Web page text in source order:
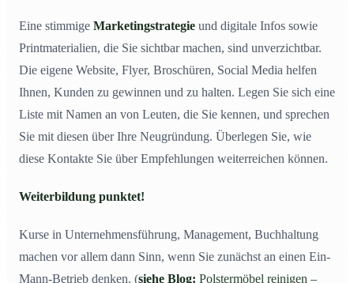
Eine stimmige Marketingstrategie und digitale Infos sowie
Printmaterialien, die Sie sichtbar machen, sind unverzichtbar.
Die eigene Website, Flyer, Broschüren, Social Media helfen
Ihnen, Kunden zu gewinnen und zu halten. Legen Sie sich eine
Liste mit Namen an von Leuten, die Sie kennen, und sprechen
Sie mit diesen über Ihre Neugründung. Überlegen Sie, wie
diese Kontakte Sie über Empfehlungen weiterreichen können.
Weiterbildung punktet!
Kurse in Unternehmensführung, Management, Buchhaltung
machen vor allem dann Sinn, wenn Sie zunächst an einen Ein-
Mann-Betrieb denken. (siehe Blog: Polstermöbel reinigen –